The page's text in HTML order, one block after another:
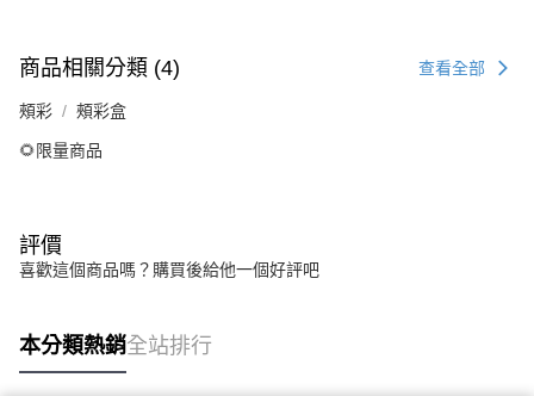
商品相關分類 (4) 查看全部
頰彩 頰彩盒
🌻限量商品
評價
喜歡這個商品嗎？購買後給他一個好評吧
本分類熱銷全站排行